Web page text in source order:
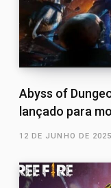
Abyss of
lançado para
12 DE JUNHO DE 2025